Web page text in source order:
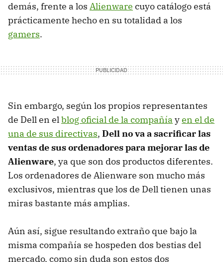
demás, frente a los Alienware cuyo catálogo está
prácticamente hecho en su totalidad a los
gamers.
Sin embargo, según los propios representantes
de Dell en elblog oficial de la compañía yen el de
una de sus directivas, Dell no va a sacrificar las
ventas de sus ordenadores para mejorar las de
Alienware, ya que son dos productos diferentes.
Los ordenadores de Alienware son mucho más
exclusivos, mientras que los de Dell tienen unas
miras bastante más amplias.
Aún así, sigue resultando extraño que bajo la
misma compañía se hospeden dos bestias del
mercado, como sin duda son estos dos